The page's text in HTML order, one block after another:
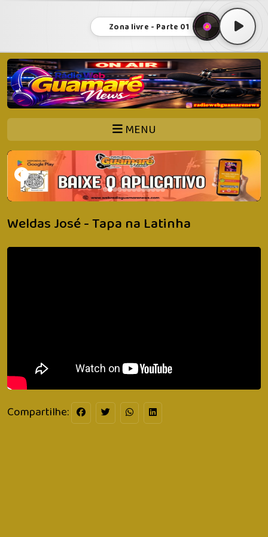
Zona livre - Parte 01
MENU
Weldas José - Tapa na Latinha
Compartilhe: